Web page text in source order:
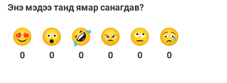
Энэ мэдээ танд ямар санагдав?
0 0 0 0 0 0